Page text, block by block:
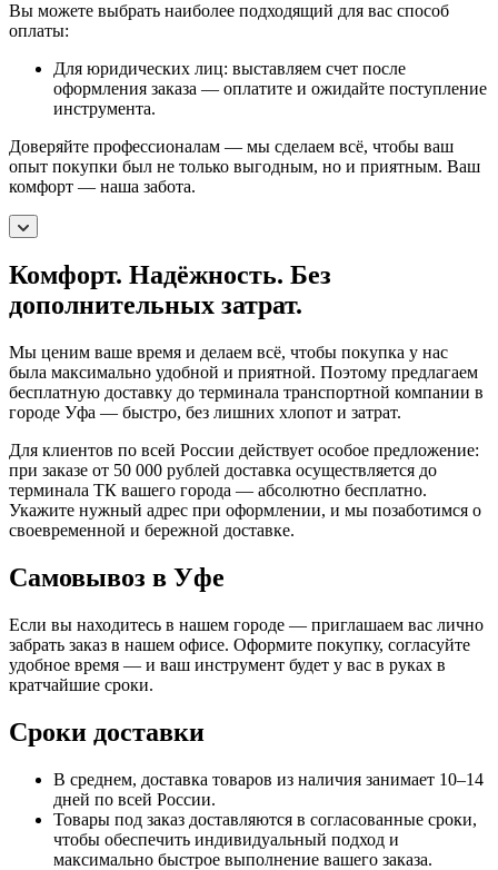
Вы можете выбрать наиболее подходящий для вас способ
оплаты:
Для юридических лиц: выставляем счет после
оформления заказа — оплатите и ожидайте поступление
инструмента.
Доверяйте профессионалам — мы сделаем всё, чтобы ваш
опыт покупки был не только выгодным, но и приятным. Ваш
комфорт — наша забота.
Комфорт. Надёжность. Без
дополнительных затрат.
Мы ценим ваше время и делаем всё, чтобы покупка у нас
была максимально удобной и приятной. Поэтому предлагаем
бесплатную доставку до терминала транспортной компании в
городе Уфа — быстро, без лишних хлопот и затрат.
Для клиентов по всей России действует особое предложение:
при заказе от 50 000 рублей доставка осуществляется до
терминала ТК вашего города — абсолютно бесплатно.
Укажите нужный адрес при оформлении, и мы позаботимся о
своевременной и бережной доставке.
Самовывоз в Уфе
Если вы находитесь в нашем городе — приглашаем вас лично
забрать заказ в нашем офисе. Оформите покупку, согласуйте
удобное время — и ваш инструмент будет у вас в руках в
кратчайшие сроки.
Сроки доставки
В среднем, доставка товаров из наличия занимает 10–14
дней по всей России.
Товары под заказ доставляются в согласованные сроки,
чтобы обеспечить индивидуальный подход и
максимально быстрое выполнение вашего заказа.